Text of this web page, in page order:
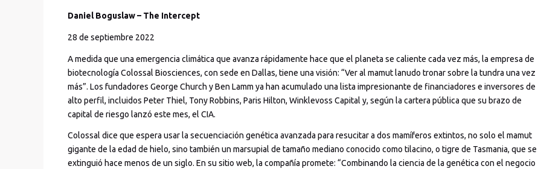
Daniel Boguslaw – The Intercept
28 de septiembre 2022
A medida que una emergencia climática que avanza rápidamente hace que el planeta se caliente cada vez más, la empresa de
biotecnología Colossal Biosciences, con sede en Dallas, tiene una visión: “Ver al mamut lanudo tronar sobre la tundra una vez
más”. Los fundadores George Church y Ben Lamm ya han acumulado una lista impresionante de financiadores e inversores de
alto perfil, incluidos Peter Thiel, Tony Robbins, Paris Hilton, Winklevoss Capital y, según la cartera pública que su brazo de
capital de riesgo lanzó este mes, el CIA.
Colossal dice que espera usar la secuenciación genética avanzada para resucitar a dos mamíferos extintos, no solo el mamut
gigante de la edad de hielo, sino también un marsupial de tamaño mediano conocido como tilacino, o tigre de Tasmania, que se
extinguió hace menos de un siglo. En su sitio web, la compañía promete: “Combinando la ciencia de la genética con el negocio